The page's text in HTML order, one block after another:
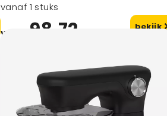
vanaf 1 stuks
vanaf 98,72 bekijk